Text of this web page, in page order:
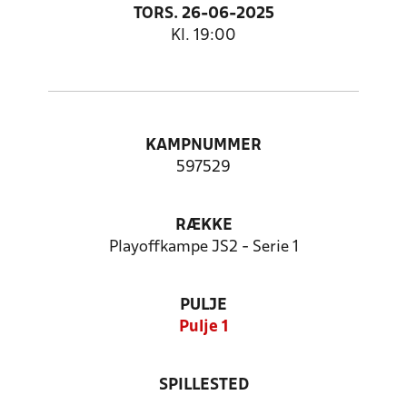
TORS. 26-06-2025
Kl. 19:00
KAMPNUMMER
597529
RÆKKE
Playoffkampe JS2 - Serie 1
PULJE
Pulje 1
SPILLESTED